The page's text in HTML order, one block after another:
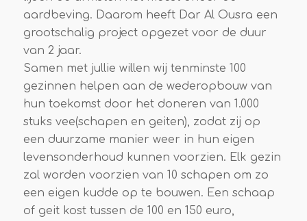
aardbeving. Daarom heeft Dar Al Ousra een
grootschalig project opgezet voor de duur
van 2 jaar.
Samen met jullie willen wij tenminste 100
gezinnen helpen aan de wederopbouw van
hun toekomst door het doneren van 1.000
stuks vee(schapen en geiten), zodat zij op
een duurzame manier weer in hun eigen
levensonderhoud kunnen voorzien. Elk gezin
zal worden voorzien van 10 schapen om zo
een eigen kudde op te bouwen. Een schaap
of geit kost tussen de 100 en 150 euro,